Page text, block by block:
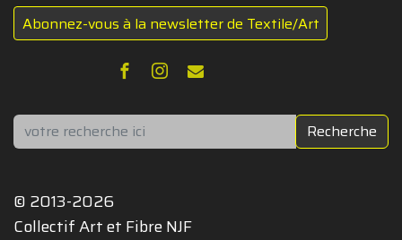
Abonnez-vous à la newsletter de Textile/Art
Rechercher Recherche
© 2013-2026
Collectif Art et Fibre NJF